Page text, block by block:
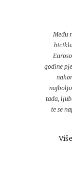
Među
godine
tada,
te se